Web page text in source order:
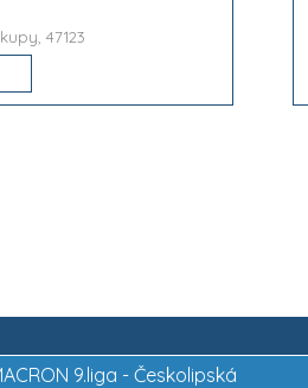
47123
9.liga - Českolipská